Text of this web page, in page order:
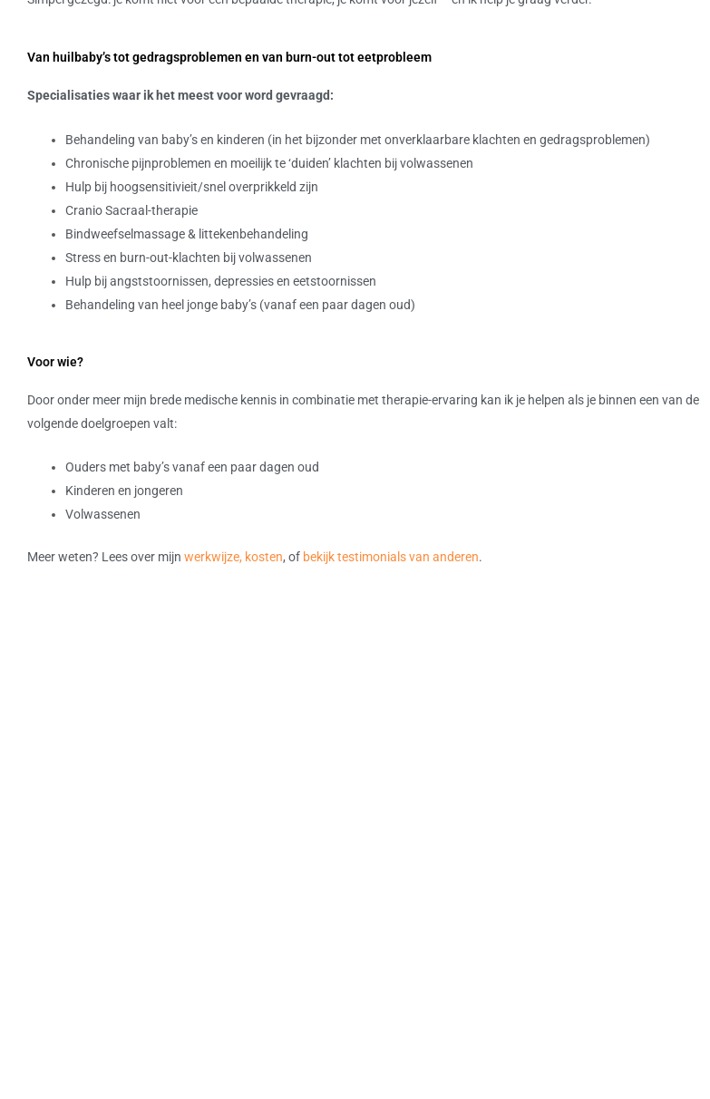
Van huilbaby’s tot gedragsproblemen en van burn-out tot eetprobleem
Specialisaties waar ik het meest voor word gevraagd:
Behandeling van baby’s en kinderen (in het bijzonder met onverklaarbare klachten en gedragsproblemen)
Chronische pijnproblemen en moeilijk te ‘duiden’ klachten bij volwassenen
Hulp bij hoogsensitivieit/snel overprikkeld zijn
Cranio Sacraal-therapie
Bindweefselmassage & littekenbehandeling
Stress en burn-out-klachten bij volwassenen
Hulp bij angststoornissen, depressies en eetstoornissen
Behandeling van heel jonge baby’s (vanaf een paar dagen oud)
Voor wie?
Door onder meer mijn brede medische kennis in combinatie met therapie-ervaring kan ik je helpen als je binnen een van de
volgende doelgroepen valt:
Ouders met baby’s vanaf een paar dagen oud
Kinderen en jongeren
Volwassenen
Meer weten? Lees over mijn werkwijze, kosten, of bekijk testimonials van anderen.